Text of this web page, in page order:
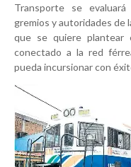
Transporte se
gremios y autoridades de
que se quiere
conectado a la red
pueda incursionar con